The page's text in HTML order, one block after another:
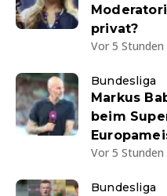
privat?
Vor 5 Stunden
Bundesliga
Markus
beim
Vor 5 Stunden
Bundesliga